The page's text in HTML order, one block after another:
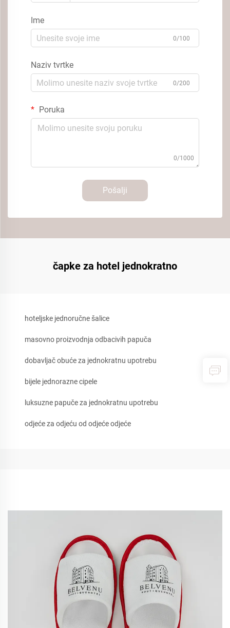
Ime
0/100
Naziv tvrtke
0/200
Poruka
0/1000
Pošalji
čapke za hotel jednokratno
hoteljske jednoručne šalice
masovno proizvodnja odbacivih papuča
dobavljač obuće za jednokratnu upotrebu
bijele jednorazne cipele
luksuzne papuče za jednokratnu upotrebu
odjeće za odjeću od odjeće odjeće